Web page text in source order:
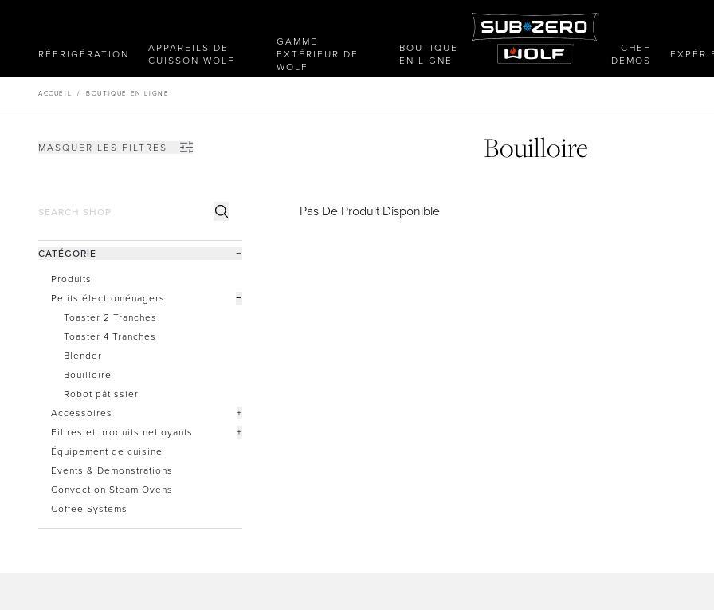
RÉFRIGÉRATION
APPAREILS DE
CUISSON WOLF
GAMME
EXTÉRIEUR DE
WOLF
BOUTIQUE
EN LIGNE
CHEF
DEMOS
ACCUEIL / BOUTIQUE EN LIGNE
MASQUER LES FILTRES Bouilloire
CATÉGORIE −
Produits
Petits électroménagers
−
Toaster 2 Tranches
Toaster 4 Tranches
Blender
Bouilloire
Robot pâtissier
Accessoires
+
Filtres et produits nettoyants
+
Équipement de cuisine
Events & Demonstrations
Convection Steam Ovens
Coffee Systems
Pas De Produit Disponible